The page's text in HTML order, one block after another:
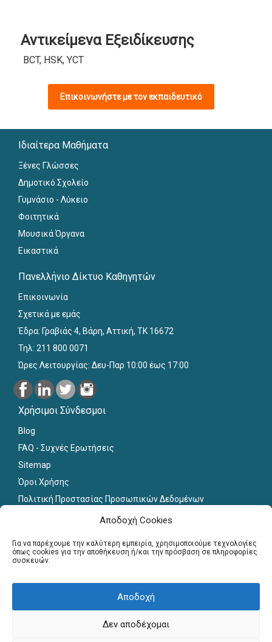
Αποδοχή Cookies
Για να παρέχουμε την καλύτερη εμπειρία, χρησιμοποιούμε τεχνολογίες
όπως cookies για την αποθήκευση ή/και την πρόσβαση σε πληροφορίες
συσκευών.
Αποδοχή
Δεν αποδέχομαι
Αντικείμενα Εξειδίκευσης
BCT, HSK, YCT
Επικοινωνήστε με τον εκπαιδευτικό
Ιδιαίτερα Μαθήματα
Ξένες Γλώσσες
Δημοτικό Σχολείο
Γυμνάσιο - Λύκειο
Φοιτητικά
Μουσικά Όργανα
Εικαστικά
Πανελλήνιο Δίκτυο Καθηγητών
Επικοινωνία
Σχετικά με εμάς
Έδρα: Γραβιάς 4, Βάρη, Αττική, ΤΚ 16672
Τηλ: 211 800 0071
Ώρες Λειτουργίας: Δευ-Παρ 10:00 έως 17:00
Χρήσιμοι Σύνδεσμοι
Blog
FAQ - Συχνές Ερωτήσεις
Sitemap
Όροι Χρήσης
Πολιτική Προστασίας Προσωπικών Δεδομένων
Για εκπαιδευτικούς
Εγγραφή
Γραφείο Διασύνδεσης